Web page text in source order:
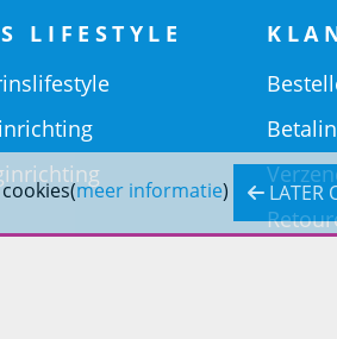
meer informatie) LATER
LIFESTYLE